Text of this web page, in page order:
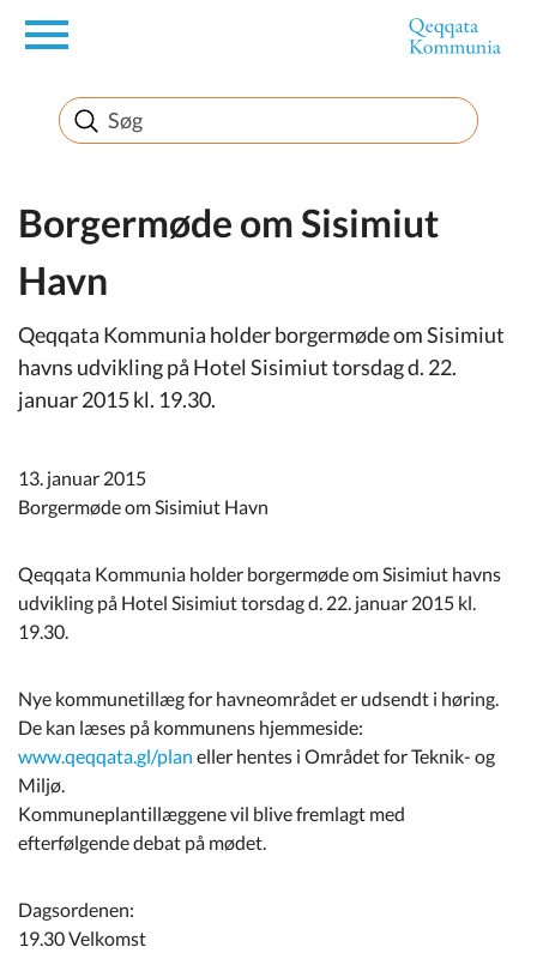
en
Borger
Erhverv
Politik
Turisme
Selvbetjening
Om Kommunen
Borgermøde om Sisimiut
Havn
Qeqqata Kommunia holder borgermøde om Sisimiut
havns udvikling på Hotel Sisimiut torsdag d. 22.
januar 2015 kl. 19.30.
13. januar 2015
Borgermøde om Sisimiut Havn
Qeqqata Kommunia holder borgermøde om Sisimiut havns
udvikling på Hotel Sisimiut torsdag d. 22. januar 2015 kl.
19.30.
Nye kommunetillæg for havneområdet er udsendt i høring.
De kan læses på kommunens hjemmeside:
www.qeqqata.gl/plan eller hentes i Området for Teknik- og
Miljø.
Kommuneplantillæggene vil blive fremlagt med
efterfølgende debat på mødet.
Dagsordenen:
19.30 Velkomst